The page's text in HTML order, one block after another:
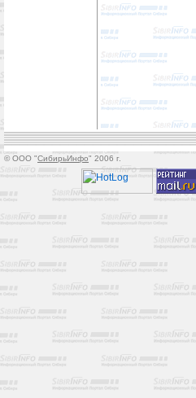
© OOO "СибирьИнфо" 2006 г.